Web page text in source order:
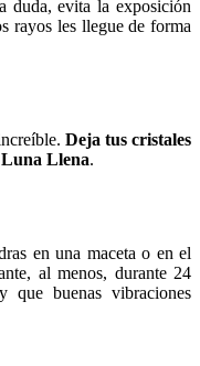
duda, evita la exposición
rayos les llegue de forma
Deja tus cristales
Llena.
en una maceta o en el
al menos, durante 24
que buenas vibraciones